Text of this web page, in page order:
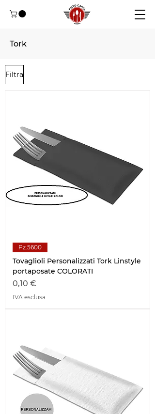
Tork
Filtra
Pz.5600
Tovaglioli Personalizzati Tork Linstyle
portaposate COLORATI
Prezzo
0,10 €
IVA esclusa